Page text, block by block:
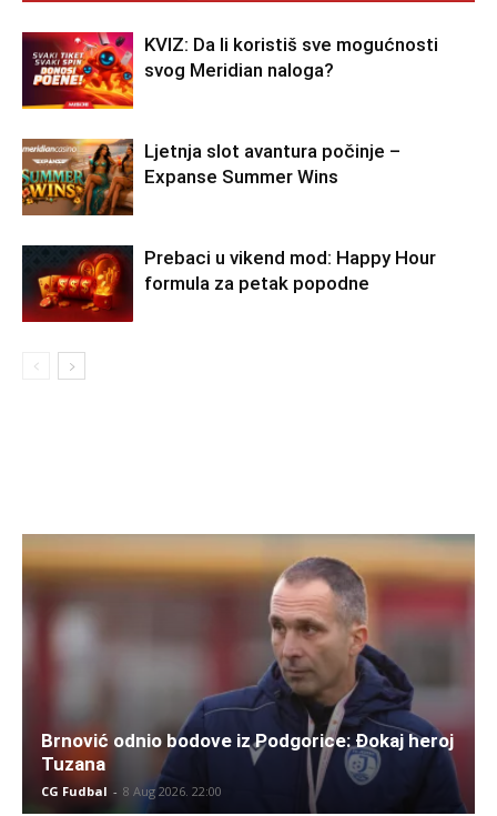
KVIZ: Da li koristiš sve mogućnosti
svog Meridian naloga?
Ljetnja slot avantura počinje –
Expanse Summer Wins
Prebaci u vikend mod: Happy Hour
formula za petak popodne
Brnović odnio bodove iz Podgorice: Đokaj heroj
Tuzana
CG Fudbal - 8 Aug 2026. 22:00